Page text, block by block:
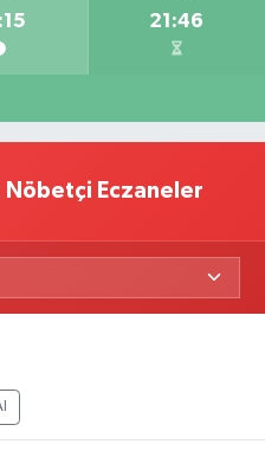
21:46
Nöbetçi Eczaneler